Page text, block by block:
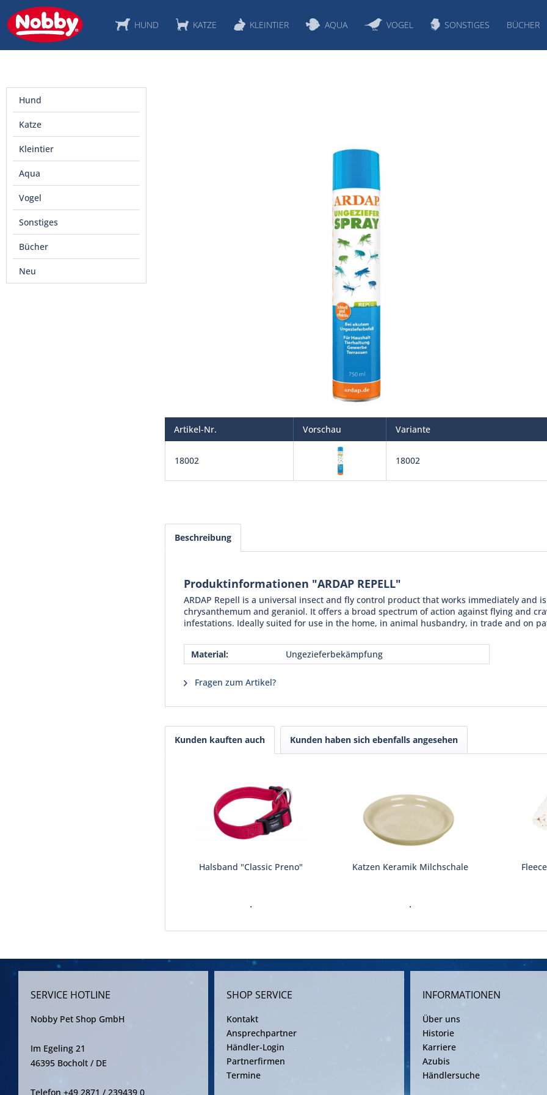
HUND KATZE KLEINTIER AQUA VOGEL SONSTIGES BÜCHER
Hund
Katze
Kleintier
Aqua
Vogel
Sonstiges
Bücher
Neu
Artikel-Nr. Vorschau Variante
18002 18002
Beschreibung
Produktinformationen "ARDAP REPELL"
ARDAP Repell is a universal insect and fly control product that works immediately
chrysanthemum and geraniol. It offers a broad spectrum of action against flying and
infestations. Ideally suited for use in the home, in animal husbandry, in trade and on
Material: Ungezieferbekämpfung
Fragen zum Artikel?
Kunden kauften auch Kunden haben sich ebenfalls angesehen
Halsband "Classic Preno"
.
Katzen Keramik Milchschale
.
SERVICE HOTLINE
Nobby Pet Shop GmbH
Im Egeling 21
46395 Bocholt / DE
Telefon +49 2871 / 239439 0
SHOP SERVICE
Kontakt
Ansprechpartner
Händler-Login
Partnerfirmen
Termine
INFORMATIONEN
Über uns
Historie
Karriere
Azubis
Händlersuche